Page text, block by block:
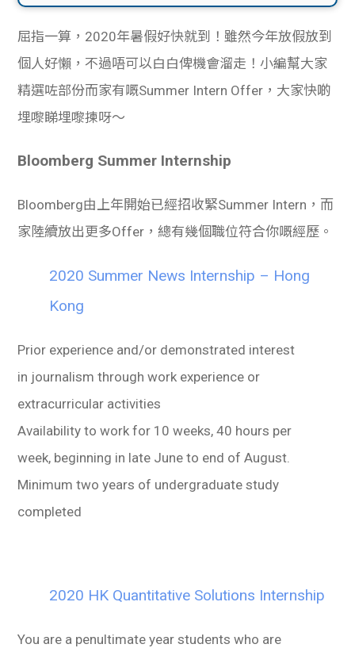
屈指一算，2020年暑假好快就到！雖然今年放假放到
個人好懶，不過唔可以白白俾機會溜走！小編幫大家
精選咗部份而家有嘅Summer Intern Offer，大家快啲
埋嚟睇埋嚟揀呀～
Bloomberg Summer Internship
Bloomberg由上年開始已經招收緊Summer Intern，而
家陸續放出更多Offer，總有幾個職位符合你嘅經歷。
2020 Summer News Internship – Hong
Kong
Prior experience and/or demonstrated interest
in journalism through work experience or
extracurricular activities
Availability to work for 10 weeks, 40 hours per
week, beginning in late June to end of August.
Minimum two years of undergraduate study
completed
2020 HK Quantitative Solutions Internship
You are a penultimate year students who are